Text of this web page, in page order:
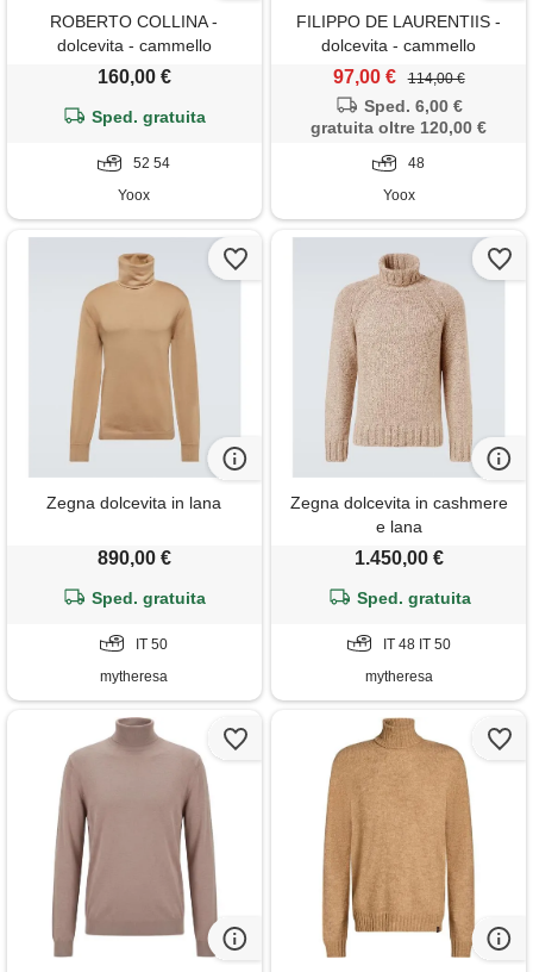
ROBERTO COLLINA -
dolcevita - cammello
160,00 €
Sped. gratuita
52 54
Yoox
FILIPPO DE LAURENTIIS -
dolcevita - cammello
97,00 € 114,00 €
Sped. 6,00 €
gratuita oltre 120,00 €
48
Yoox
Zegna dolcevita in lana
890,00 €
Sped. gratuita
IT 50
mytheresa
Zegna dolcevita in cashmere
e lana
1.450,00 €
Sped. gratuita
IT 48 IT 50
mytheresa